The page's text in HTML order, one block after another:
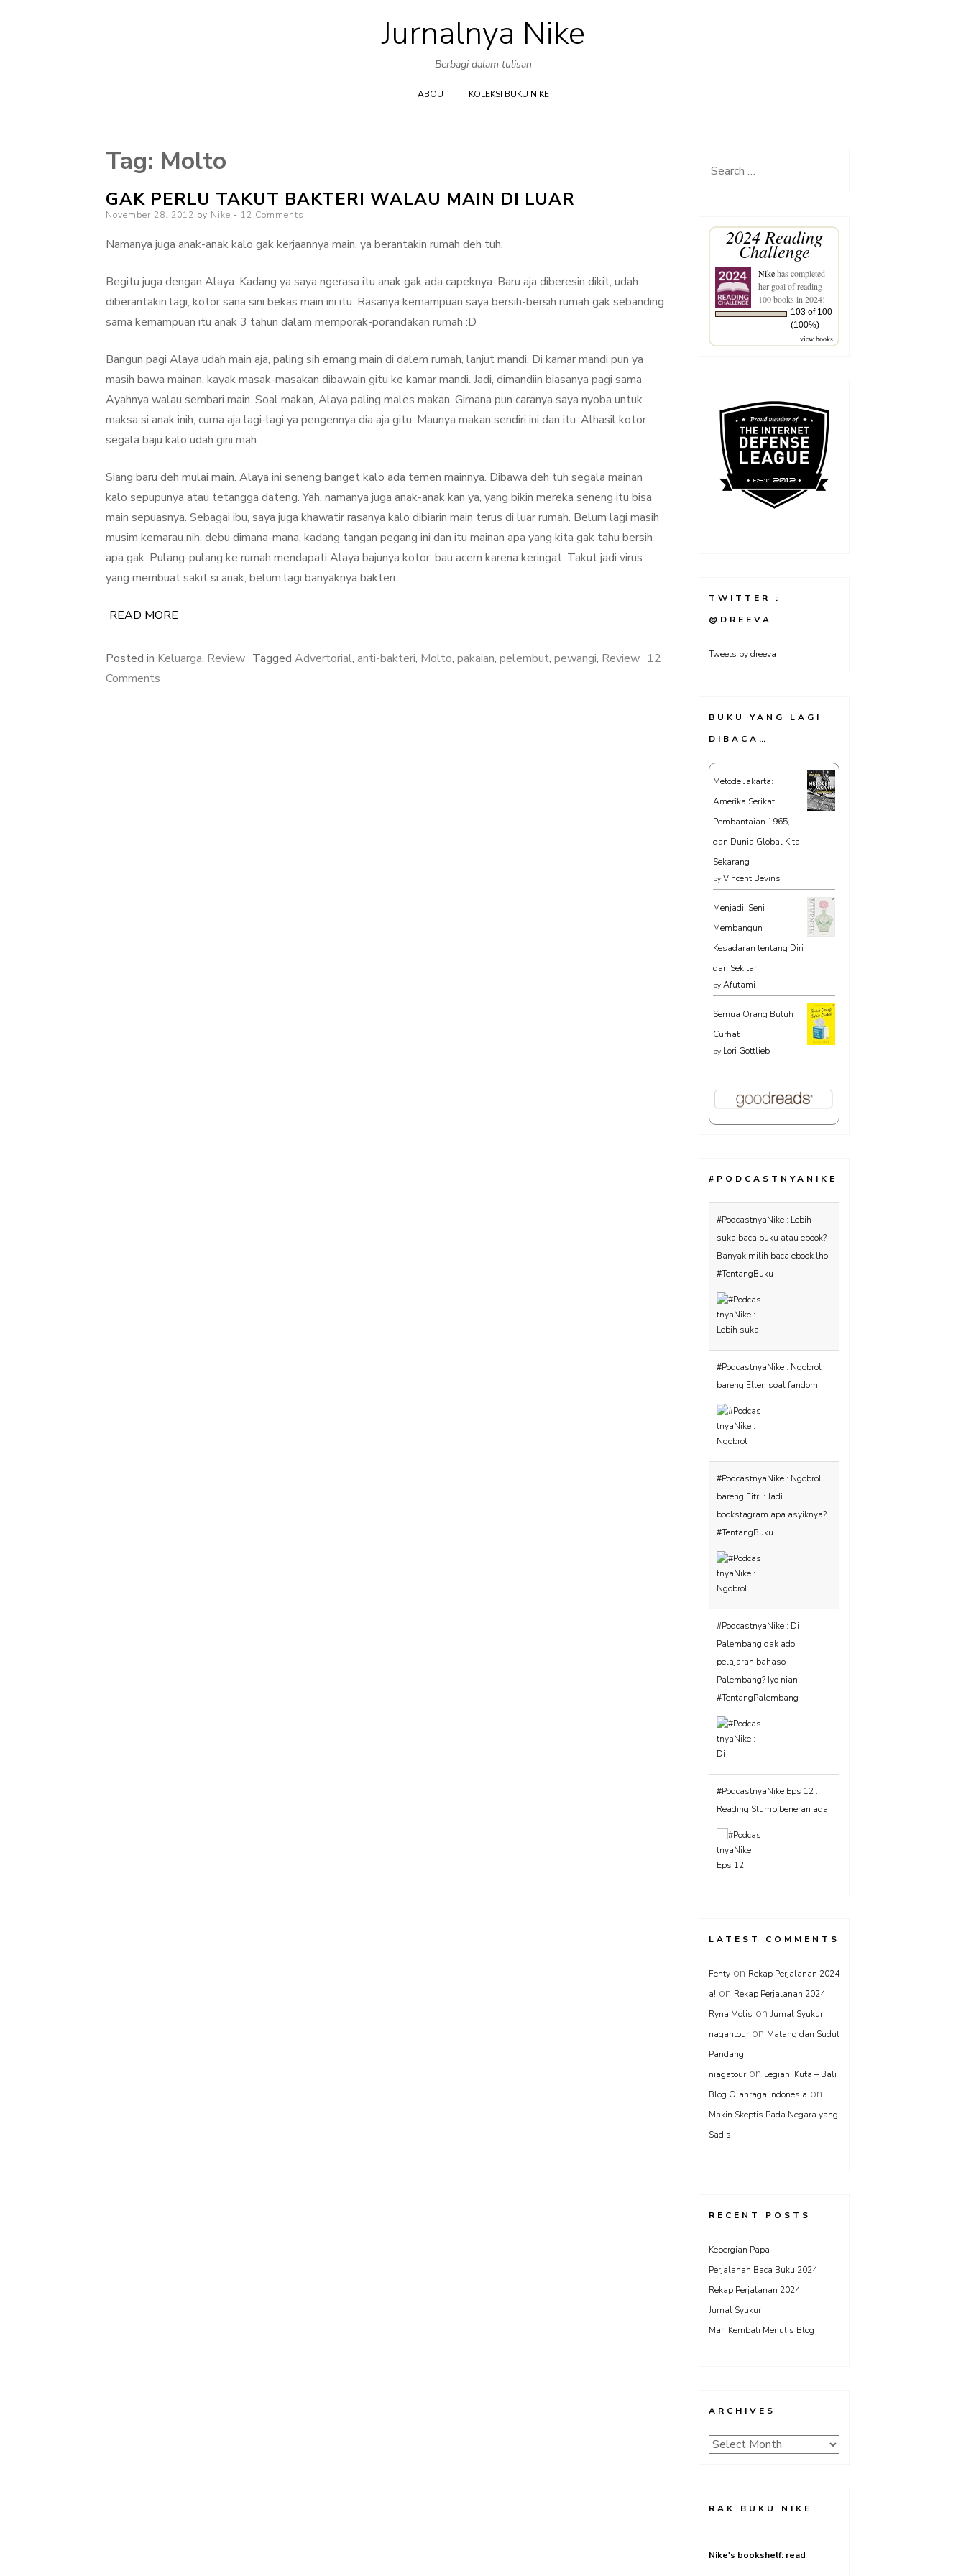
Skip
to
content
Jurnalnya Nike
Berbagi dalam tulisan
ABOUT KOLEKSI BUKU NIKE
Tag: Molto
GAK PERLU TAKUT BAKTERI WALAU MAIN DI LUAR
Posted
November 28, 2012 by Nike 12 Comments
Namanya juga anak-anak kalo gak kerjaannya main, ya berantakin rumah deh tuh.
Begitu juga dengan Alaya. Kadang ya saya ngerasa itu anak gak ada capeknya. Baru aja diberesin dikit, udah
diberantakin lagi, kotor sana sini bekas main ini itu. Rasanya kemampuan saya bersih-bersih rumah gak sebanding
sama kemampuan itu anak 3 tahun dalam memporak-porandakan rumah :D
Bangun pagi Alaya udah main aja, paling sih emang main di dalem rumah, lanjut mandi. Di kamar mandi pun ya
masih bawa mainan, kayak masak-masakan dibawain gitu ke kamar mandi. Jadi, dimandiin biasanya pagi sama
Ayahnya walau sembari main. Soal makan, Alaya paling males makan. Gimana pun caranya saya nyoba untuk
maksa si anak inih, cuma aja lagi-lagi ya pengennya dia aja gitu. Maunya makan sendiri ini dan itu. Alhasil kotor
segala baju kalo udah gini mah.
Siang baru deh mulai main. Alaya ini seneng banget kalo ada temen mainnya. Dibawa deh tuh segala mainan
kalo sepupunya atau tetangga dateng. Yah, namanya juga anak-anak kan ya, yang bikin mereka seneng itu bisa
main sepuasnya. Sebagai ibu, saya juga khawatir rasanya kalo dibiarin main terus di luar rumah. Belum lagi masih
musim kemarau nih, debu dimana-mana, kadang tangan pegang ini dan itu mainan apa yang kita gak tahu bersih
apa gak. Pulang-pulang ke rumah mendapati Alaya bajunya kotor, bau acem karena keringat. Takut jadi virus
yang membuat sakit si anak, belum lagi banyaknya bakteri.
READ MORE
Posted in Keluarga, Review Tagged Advertorial, anti-bakteri, Molto, pakaian, pelembut, pewangi, Review 12
Comments
Search
2024 Reading
Challenge
Nikehas completed
her goal of reading
100 books in 2024!
103 of 100
(100%)
view books
TWITTER :
@DREEVA
Tweets by dreeva
BUKU YANG LAGI
DIBACA…
Metode Jakarta:
Amerika Serikat,
Pembantaian 1965,
dan Dunia Global Kita
Sekarang
by Vincent Bevins
Menjadi: Seni
Membangun
Kesadaran tentang Diri
dan Sekitar
by Afutami
Semua Orang Butuh
Curhat
by Lori Gottlieb
#PODCASTNYANIKE
#PodcastnyaNike : Lebih
#TentangBuku
Palembang? Iyo nian!
#TentangPalembang
LATEST COMMENTS
Fenty on Rekap Perjalanan 2024
a! on Rekap Perjalanan 2024
Ryna Molis on Jurnal Syukur
nagantour on Matang dan Sudut
Pandang
niagatour on Legian, Kuta – Bali
Blog Olahraga Indonesia on
Makin Skeptis Pada Negara yang
Sadis
RECENT POSTS
Kepergian Papa
Perjalanan Baca Buku 2024
Rekap Perjalanan 2024
Jurnal Syukur
Mari Kembali Menulis Blog
ARCHIVES
Archives
RAK BUKU NIKE
Nike's bookshelf: read